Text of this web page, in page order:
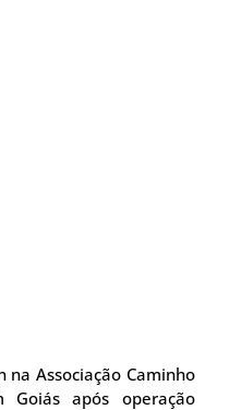
na Associação Caminho
após operação